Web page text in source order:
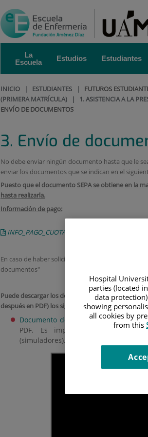
al
contenido
La
Escuela
Estudios Estudiantes
INICIO | ESTUDIANTES | FUTUROS
(PRIMERA MATRÍCULA) | 1. ASISTENCIA A LA
ENVÍO DE DOCUMENTOS
3. Envío de
No debe enviar ningún documento hasta que le
enviar los documentos que se indican en el
Puesto que el documento SEPA se obtiene en la
hasta realizarla.
Información de pago:
INFO_PAGO_CUOTA_SEPTIEMBRE_CODIGO_26-27
En caso de haber solicitado Beca MEC, deberá
documentos"
Puede descargar los documentos que debe
después en PDF) los siguientes documentos:
Documento de cesión de derechos
PDF. Es imprescindible para
(simuladores).
Hospital
parties (located
data
showing
all cookies by
from this